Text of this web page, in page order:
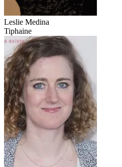
Leslie Medina
Tiphaine